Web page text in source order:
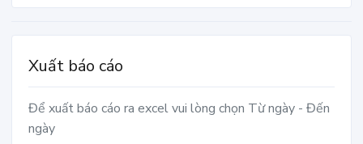
Xuất báo cáo
Để xuất báo cáo ra excel vui lòng chọn Từ ngày - Đến
ngày